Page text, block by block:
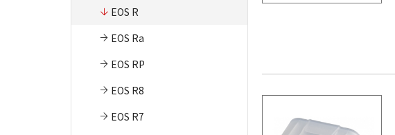
EOS R
EOS Ra
EOS RP
EOS R8
EOS R7